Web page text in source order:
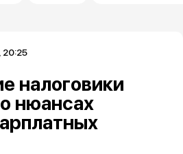
20:25
налоговики
нюансах